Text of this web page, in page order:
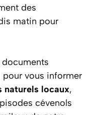
des
matin pour
pour vous informer
naturels locaux,
cévenols